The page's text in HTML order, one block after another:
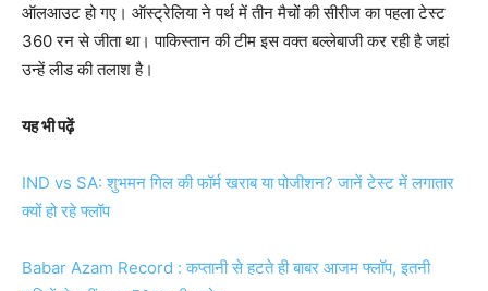
ऑलआउट हो गए। ऑस्ट्रेलिया ने पर्थ में तीन मैचों की सीरीज का पहला टेस्ट
360 रन से जीता था। पाकिस्तान की टीम इस वक्त बल्लेबाजी कर रही है जहां
उन्हें लीड की तलाश है।
यह भी पढ़ें
IND vs SA: शुभमन गिल की फॉर्म खराब या पोजीशन? जानें टेस्ट में लगातार
क्यों हो रहे फ्लॉप
Babar Azam Record : कप्तानी से हटते ही बाबर आजम फ्लॉप, इतनी